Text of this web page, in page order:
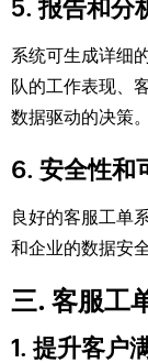
5. 报告和分
系统可生成详细
队的工作表现、
数据驱动的决策。
6. 安全性和
良好的客服工单
和企业的数据安
三. 客服工
1. 提升客户